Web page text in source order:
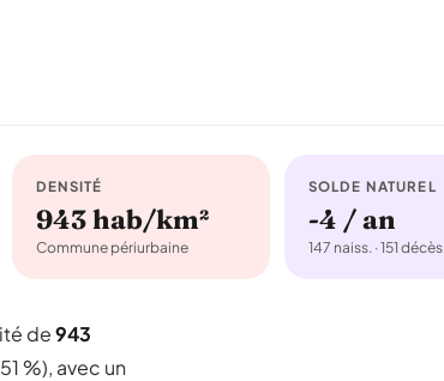
DENSITÉ
943 hab/km²
Commune périurbaine
SOLDE NATUREL
-4 / an
147 naiss. · 151 décès
de943
%), avec un